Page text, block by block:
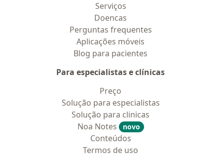
Serviços
Doencas
Perguntas frequentes
Aplicações móveis
Blog para pacientes
Para especialistas e clínicas
Preço
Solução para especialistas
Solução para clinicas
Noa Notes
novo
Conteúdos
Termos de uso